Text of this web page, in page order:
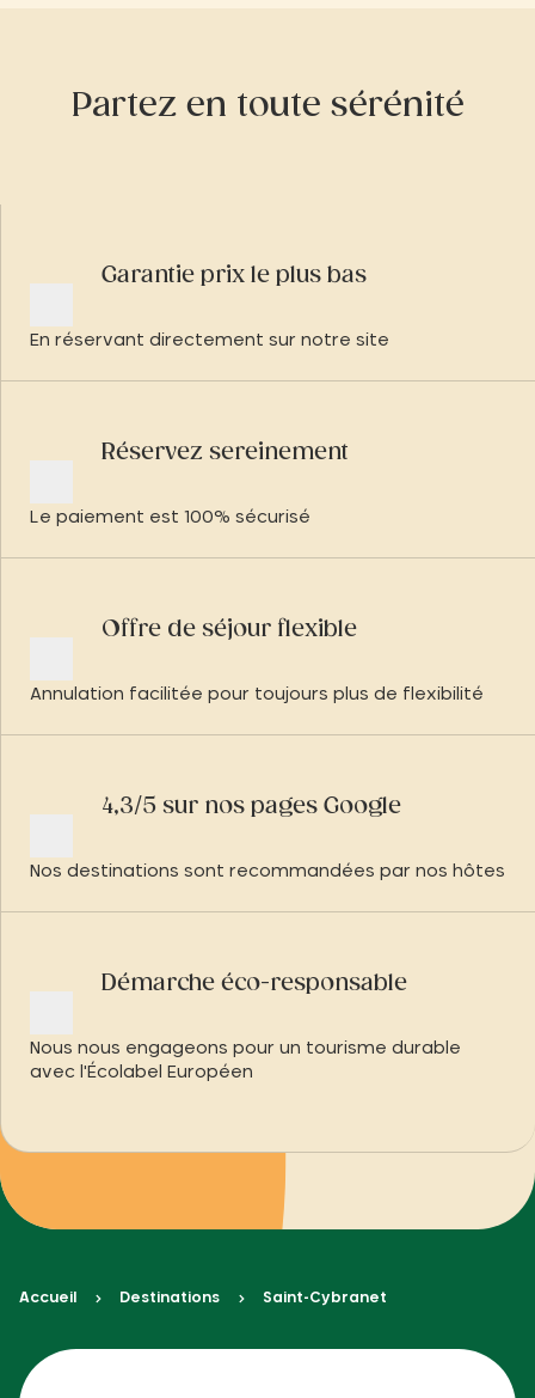
Partez en toute sérénité
Garantie prix le plus bas
En réservant directement sur notre site
Réservez sereinement
Le paiement est 100% sécurisé
Offre de séjour flexible
Annulation facilitée pour toujours plus de flexibilité
4,3/5 sur nos pages Google
Nos destinations sont recommandées par nos hôtes
Démarche éco-responsable
Nous nous engageons pour un tourisme durable
avec l'Écolabel Européen
Accueil Destinations Saint-Cybranet